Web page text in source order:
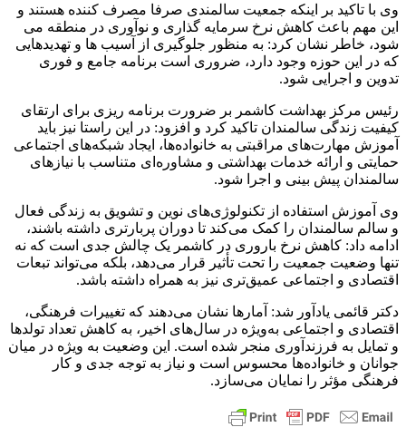
وی با تاکید بر اینکه جمعیت سالمندی صرفا مصرف کننده هستند و
این مهم باعث کاهش نرخ سرمایه گذاری و نوآوری در منطقه می
شود، خاطر نشان کرد: به منظور جلوگیری از آسیب ها و تهدیدهایی
که در این حوزه وجود دارد، ضروری است برنامه جامع و فوری
تدوین و اجرایی شود.
رئیس مرکز بهداشت کاشمر بر ضرورت برنامه ریزی برای ارتقای
کیفیت زندگی سالمندان تاکید کرد و افزود: در این راستا نیز باید
آموزش مهارت‌های مراقبتی به خانواده‌ها، ایجاد شبکه‌های اجتماعی
حمایتی و ارائه خدمات بهداشتی و مشاوره‌ای متناسب با نیازهای
سالمندان پیش بینی و اجرا شود.
وی آموزش استفاده از تکنولوژی‌های نوین و تشویق به زندگی فعال
و سالم سالمندان را کمک می‌کند تا دوران پربارتری داشته باشند،
ادامه داد: کاهش نرخ باروری در کاشمر یک چالش جدی است که نه
‌تنها وضعیت جمعیت را تحت تأثیر قرار می‌دهد، بلکه می‌تواند تبعات
اقتصادی و اجتماعی عمیق‌تری نیز به همراه داشته باشد.
دکتر قائمی یادآور شد: آمارها نشان می‌دهند که تغییرات فرهنگی،
اقتصادی و اجتماعی به‌ویژه در سال‌های اخیر، به کاهش تعداد تولدها
و تمایل به فرزندآوری منجر شده است. این وضعیت به ویژه در میان
جوانان و خانواده‌ها محسوس است و نیاز به توجه جدی و کار
فرهنگی مؤثر را نمایان می‌سازد.